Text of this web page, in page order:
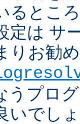
るとこ
定は サ
りお勧
うプロ
いでし